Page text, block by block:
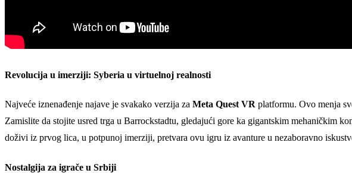
Revolucija u imerziji: Syberia u virtuelnoj realnosti
Najveće iznenađenje najave je svakako verzija za Meta Quest VR platformu. Ovo menja
Zamislite da stojite usred trga u Barrockstadtu, gledajući gore ka gigantskim mehaničkim
doživi iz prvog lica, u potpunoj imerziji, pretvara ovu igru iz avanture u nezaboravno
Nostalgija za igrače u Srbiji